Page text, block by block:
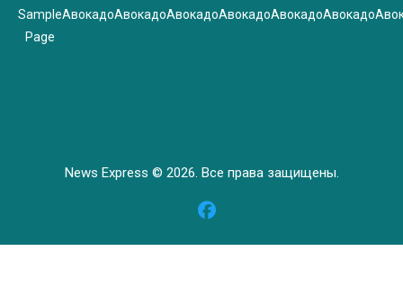
Sample
Page
АвокадоАвокадоАвокадоАвокадоАвокадоАвокадо
News Express © 2026. Все права защищены.